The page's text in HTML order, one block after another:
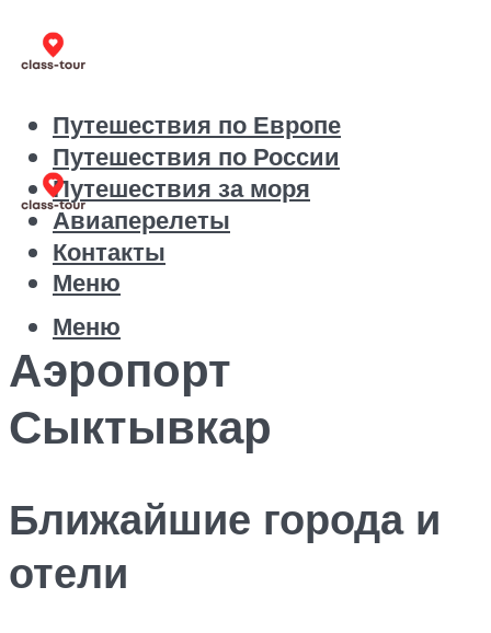
Путешествия по Европе
Путешествия по России
Путешествия за моря
Авиаперелеты
Контакты
Меню
Меню
Аэропорт
Сыктывкар
Ближайшие города и
отели